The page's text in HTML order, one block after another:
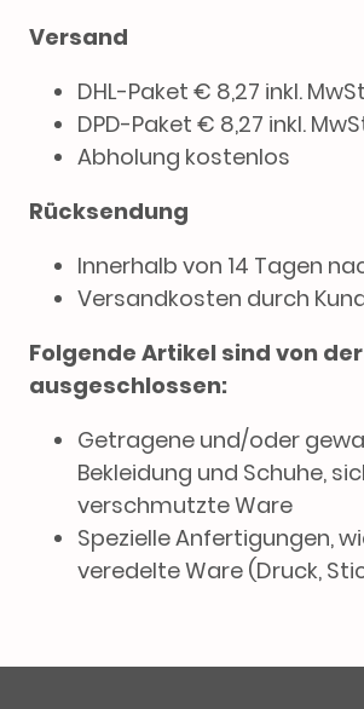
Versand
DHL-Paket € 8,27 inkl.
DPD-Paket € 8,27 inkl.
Abholung kostenlos
Rücksendung
Innerhalb von 14 Tagen
Versandkosten durch
Folgende Artikel sind von
ausgeschlossen:
Getragene und/oder
Bekleidung und Schuhe,
verschmutzte Ware
Spezielle Anfertigungen,
veredelte Ware (Druck,